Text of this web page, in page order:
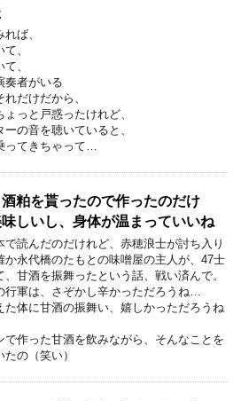
ば、
、
、
奏者がいる
れだけだから、
ょっと戸惑ったけれど、
ーの音を聴いていると、
ってきちゃって…
粕を貰ったので作ったのだけ
味しいし、身体が温まっていいね
で読んだのだけれど、赤穂浪士が討ち入り
か永代橋のたもとの味噌屋の主人が、47士
、甘酒を振舞ったという話、戦い済んで。
行軍は、さぞかし辛かっただろうね…
た体に甘酒の振舞い、嬉しかっただろうね
で作った甘酒を飲みながら、そんなことを
たの（笑い）